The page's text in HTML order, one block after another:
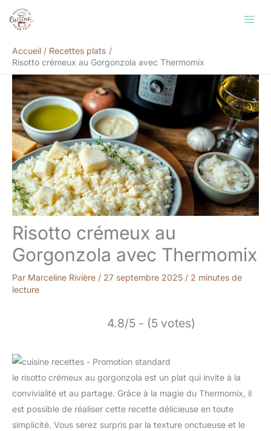
Accueil
Recettes plats
Risotto crémeux au Gorgonzola avec Thermomix
Risotto crémeux au
Gorgonzola avec Thermomix
Par Marceline Rivière / 27 septembre 2025 / 2 minutes de
lecture
4.8/5 - (5 votes)
le risotto crémeux au gorgonzola est un plat qui invite à la
convivialité et au partage. Grâce à la magie du Thermomix, il
est possible de réaliser cette recette délicieuse en toute
simplicité. Vous serez surpris par la texture onctueuse et le
Rechercher